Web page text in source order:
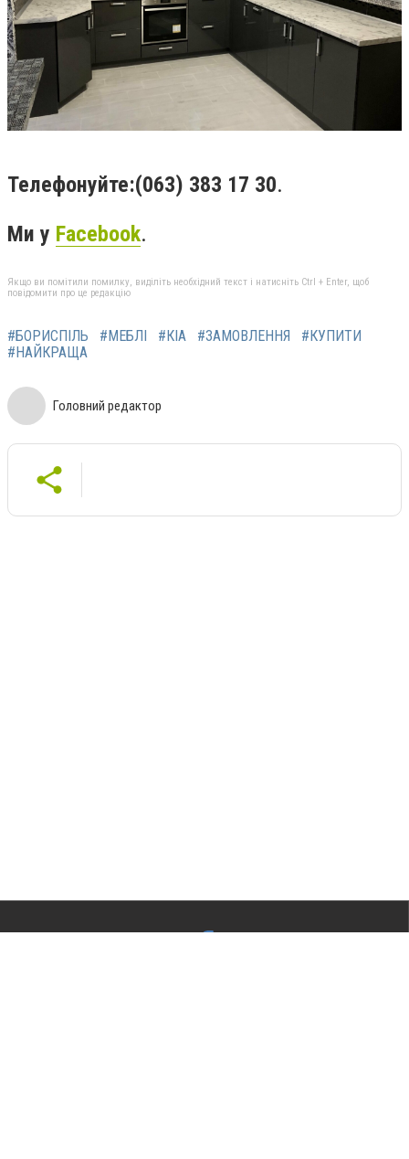
Телефонуйте:(063) 383 17 30.
Ми у Facebook.
Якщо ви помітили помилку, виділіть необхідний текст і натисніть Ctrl + Enter, щоб
повідомити про це редакцію
#БОРИСПІЛЬ #МЕБЛІ #КІА #ЗАМОВЛЕННЯ
#КУПИТИ
#НАЙКРАЩА
Головний редактор